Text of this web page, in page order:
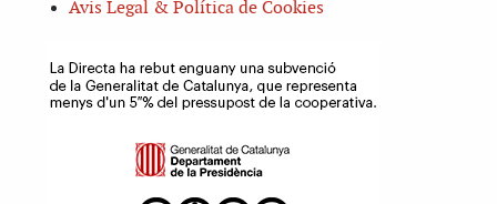
Avis Legal & Política de Cookies